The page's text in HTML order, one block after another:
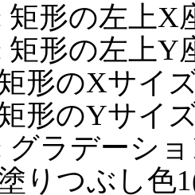
矩形の左上X
矩形の左上Y
形のXサイ
形のYサイ
グラデーシ
りつぶし色